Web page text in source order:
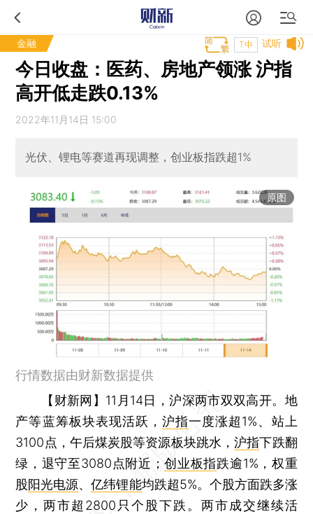
金融 试听
T中
今日收盘：医药、房地产领涨 沪指
高开低走跌0.13%
2022年11月14日 15:00
光伏、锂电等赛道再现调整，创业板指跌超1%
原图
行情数据由财新数据提供
【财新网】 11月14日，沪深两市双双高开。地
产等蓝筹板块表现活跃，沪指一度涨超1%、站上
3100点，午后煤炭股等资源板块跳水，沪指下跌翻
绿，退守至3080点附近； 创业板指跌逾1%，权重
股阳光电源、亿纬锂能均跌超5%。个股方面跌多涨
少，两市超2800只个股下跌。两市成交继续活